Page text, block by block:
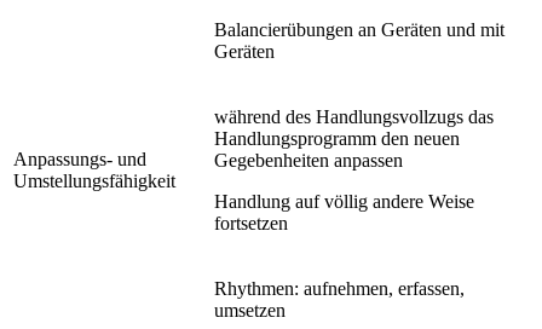
Balancierübungen an Geräten und mit
Geräten
Anpassungs- und
Umstellungsfähigkeit
während des Handlungsvollzugs das
Handlungsprogramm den neuen
Gegebenheiten anpassen
Handlung auf völlig andere Weise
fortsetzen
Rhythmen: aufnehmen, erfassen,
umsetzen